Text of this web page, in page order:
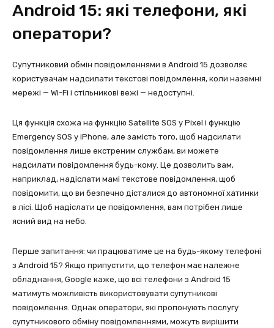
Android 15: які телефони, які
оператори?
Супутниковий обмін повідомленнями в Android 15 дозволяє
користувачам надсилати текстові повідомлення, коли наземні
мережі — Wi-Fi і стільникові вежі — недоступні.
Ця функція схожа на функцію Satellite SOS у Pixel і функцію
Emergency SOS у iPhone, але замість того, щоб надсилати
повідомлення лише екстреним службам, ви можете
надсилати повідомлення будь-кому. Це дозволить вам,
наприклад, надіслати мамі текстове повідомлення, щоб
повідомити, що ви безпечно дісталися до автономної хатинки
в лісі. Щоб надіслати це повідомлення, вам потрібен лише
ясний вид на небо.
Перше запитання: чи працюватиме це на будь-якому телефоні
з Android 15? Якщо припустити, що телефон має належне
обладнання, Google каже, що всі телефони з Android 15
матимуть можливість використовувати супутникові
повідомлення. Однак оператори, які пропонують послугу
супутникового обміну повідомленнями, можуть вирішити